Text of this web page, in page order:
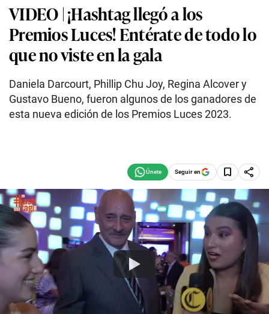
VIDEO | ¡Hashtag llegó a los
Premios Luces! Entérate de todo lo
que no viste en la gala
Daniela Darcourt, Phillip Chu Joy, Regina Alcover y
Gustavo Bueno, fueron algunos de los ganadores de
esta nueva edición de los Premios Luces 2023.
Seguir en